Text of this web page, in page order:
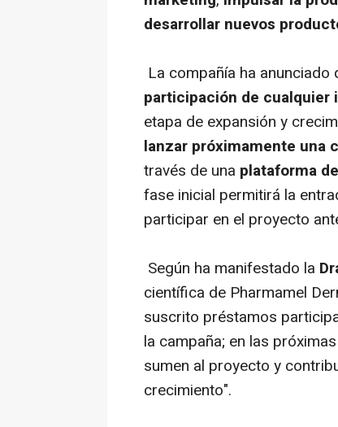
desarrollar nuevos
La compañía ha anunciado
participación de cualquier
etapa de expansión y
lanzar próximamente una
través de una plataforma de
fase inicial permitirá la
participar en el proyecto
Según ha manifestado la
científica de Pharmamel
suscrito préstamos
la campaña; en las
sumen al proyecto y
crecimiento".